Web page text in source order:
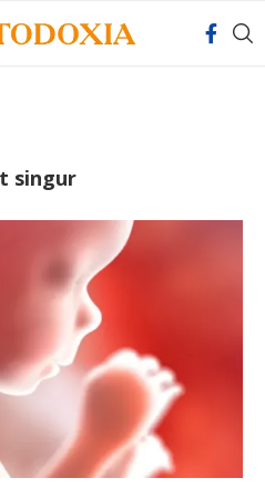
singur